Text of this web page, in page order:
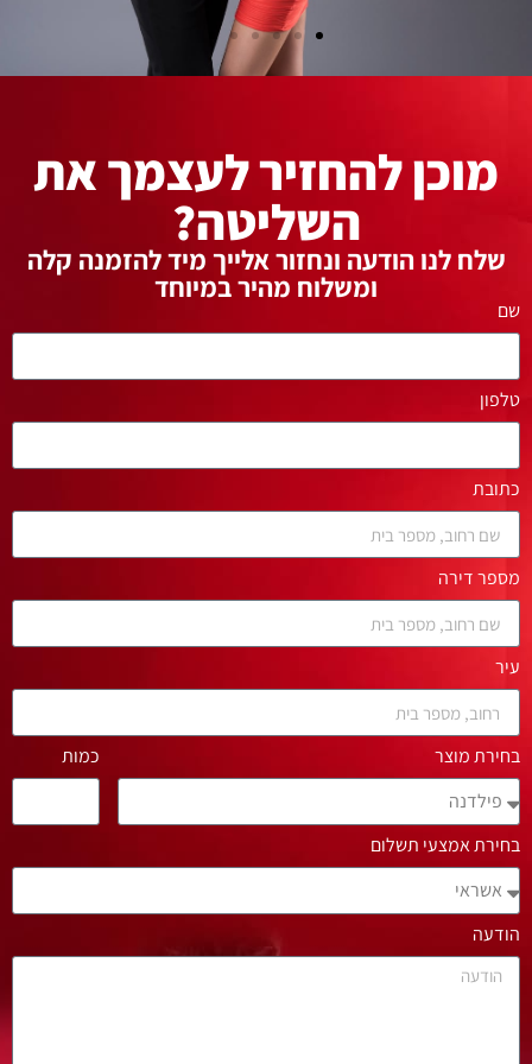
מוכן להחזיר לעצמך את
השליטה?
שלח לנו הודעה ונחזור אלייך מיד להזמנה קלה
ומשלוח מהיר במיוחד
שם
טלפון
כתובת
מספר דירה
עיר
בחירת מוצר כמות
בחירת אמצעי תשלום
הודעה